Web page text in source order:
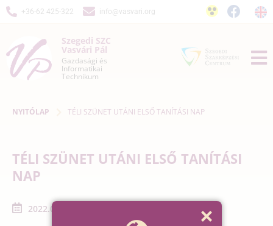
+36-62 425-322 info@vasvari.org
Szegedi SZC
Vasvári Pál
Gazdasági és
Informatikai
Technikum
NYITÓLAP TÉLI SZÜNET UTÁNI ELSŐ TANÍTÁSI NAP
TÉLI SZÜNET UTÁNI ELSŐ TANÍTÁSI
NAP
2022.01.03. - 2022.01.03.